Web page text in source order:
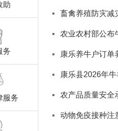
助
务
服务
畜禽养殖防灾减
农业农村部公布
康乐养牛户订单
康乐县2026年
农产品质量安全
动物免疫接种注